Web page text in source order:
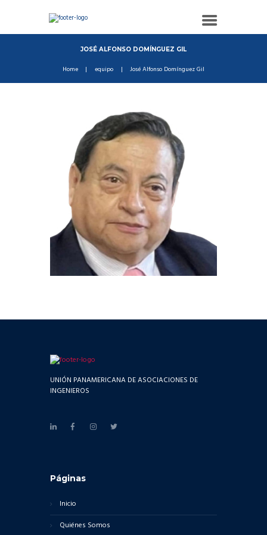
JOSÉ ALFONSO DOMÍNGUEZ GIL
Home equipo José Alfonso Domínguez Gil
UNIÓN PANAMERICANA DE ASOCIACIONES DE
INGENIEROS
Páginas
Inicio
Quiénes Somos